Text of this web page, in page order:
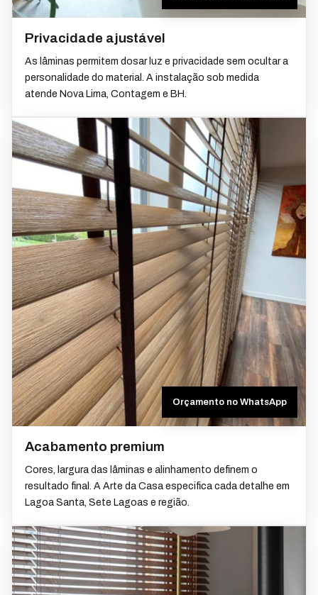
Privacidade ajustável
As lâminas permitem dosar luz e privacidade sem ocultar a
personalidade do material. A instalação sob medida
atende Nova Lima, Contagem e BH.
Acabamento premium
Cores, largura das lâminas e alinhamento definem o
resultado final. A Arte da Casa especifica cada detalhe em
Lagoa Santa, Sete Lagoas e região.
Orçamento no WhatsApp